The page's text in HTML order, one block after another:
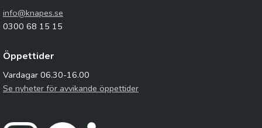
info@knapes.se
0300 68 15 15
Öppettider
Vardagar 06.30-16.00
Se nyheter för avvikande öppettider